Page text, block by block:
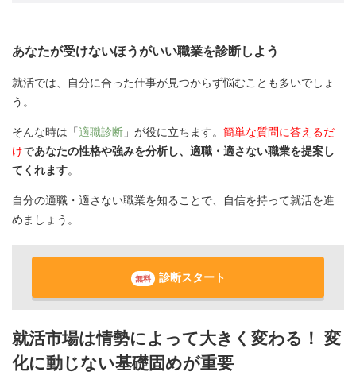
あなたが受けないほうがいい職業を診断しよう
就活では、自分に合った仕事が見つからず悩むことも多いでしょ
う。
そんな時は「適職診断 」が役に立ちます。 簡単な質問に答えるだ
けであなたの性格や強みを分析し、適職・適さない職業を提案し
てくれます。
自分の適職・適さない職業を知ることで、自信を持って就活を進
めましょう。
無料 診断スタート
就活市場は情勢によって大きく変わる！ 変
化に動じない基礎固めが重要